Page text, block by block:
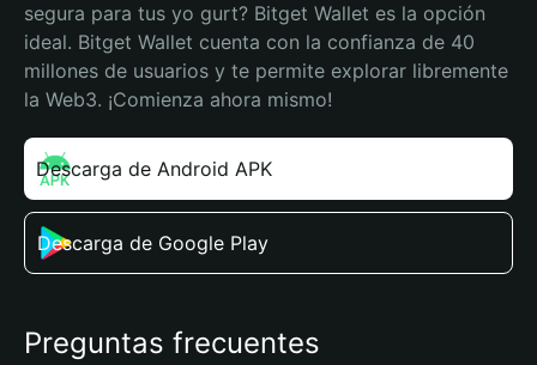
segura para tus yo gurt? Bitget Wallet es la opción
ideal. Bitget Wallet cuenta con la confianza de 40
millones de usuarios y te permite explorar libremente
la Web3. ¡Comienza ahora mismo!
Descarga de Android APK
Descarga de Google Play
Preguntas frecuentes